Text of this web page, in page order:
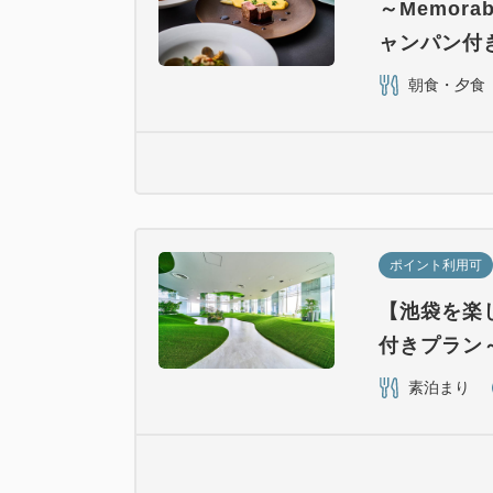
～
ャンパン付
朝食・夕食
ポイント利用可
【池袋を
付きプラン
素泊まり